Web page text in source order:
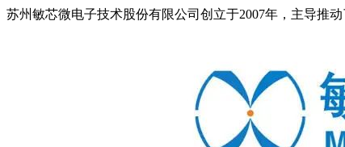
苏州敏芯微电子技术股份有限公司创立于2007年，主导推